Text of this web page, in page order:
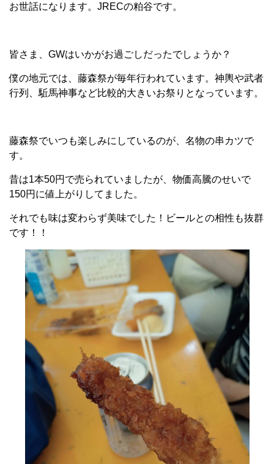
お世話になります。JRECの粕谷です。
皆さま、GWはいかがお過ごしだったでしょうか？
僕の地元では、藤森祭が毎年行われています。神輿や武者
行列、駈馬神事など比較的大きいお祭りとなっています。
藤森祭でいつも楽しみにしているのが、名物の串カツで
す。
昔は1本50円で売られていましたが、物価高騰のせいで
150円に値上がりしてました。
それでも味は変わらず美味でした！ビールとの相性も抜群
です！！